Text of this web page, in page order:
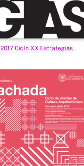
2017 Ciclo XX Estrategias